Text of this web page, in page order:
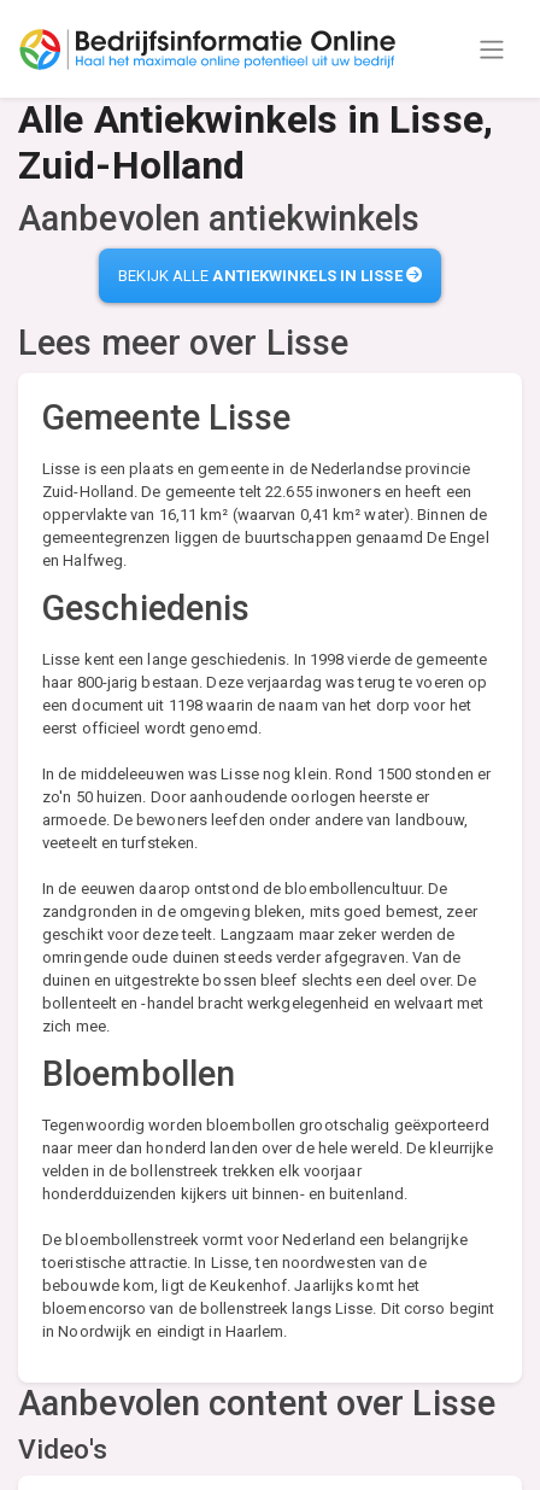
Alle Antiekwinkels in Lisse,
Zuid-Holland
Aanbevolen antiekwinkels
BEKIJK ALLE ANTIEKWINKELS IN LISSE
Lees meer over Lisse
Gemeente Lisse
Lisse is een plaats en gemeente in de Nederlandse provincie
Zuid-Holland. De gemeente telt 22.655 inwoners en heeft een
oppervlakte van 16,11 km² (waarvan 0,41 km² water). Binnen de
gemeentegrenzen liggen de buurtschappen genaamd De Engel
en Halfweg.
Geschiedenis
Lisse kent een lange geschiedenis. In 1998 vierde de gemeente
haar 800-jarig bestaan. Deze verjaardag was terug te voeren op
een document uit 1198 waarin de naam van het dorp voor het
eerst officieel wordt genoemd.
In de middeleeuwen was Lisse nog klein. Rond 1500 stonden er
zo'n 50 huizen. Door aanhoudende oorlogen heerste er
armoede. De bewoners leefden onder andere van landbouw,
veeteelt en turfsteken.
In de eeuwen daarop ontstond de bloembollencultuur. De
zandgronden in de omgeving bleken, mits goed bemest, zeer
geschikt voor deze teelt. Langzaam maar zeker werden de
omringende oude duinen steeds verder afgegraven. Van de
duinen en uitgestrekte bossen bleef slechts een deel over. De
bollenteelt en -handel bracht werkgelegenheid en welvaart met
zich mee.
Bloembollen
Tegenwoordig worden bloembollen grootschalig geëxporteerd
naar meer dan honderd landen over de hele wereld. De kleurrijke
velden in de bollenstreek trekken elk voorjaar
honderdduizenden kijkers uit binnen- en buitenland.
De bloembollenstreek vormt voor Nederland een belangrijke
toeristische attractie. In Lisse, ten noordwesten van de
bebouwde kom, ligt de Keukenhof. Jaarlijks komt het
bloemencorso van de bollenstreek langs Lisse. Dit corso begint
in Noordwijk en eindigt in Haarlem.
Aanbevolen content over Lisse
Video's